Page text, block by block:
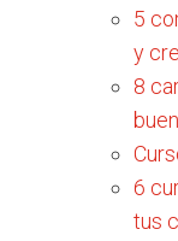
5
y
8
6
tus